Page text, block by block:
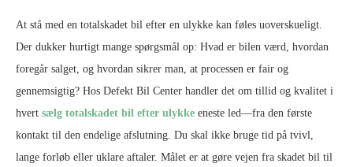
At stå med en totalskadet bil efter en ulykke kan føles uoverskueligt.
Der dukker hurtigt mange spørgsmål op: Hvad er bilen værd, hvordan
foregår salget, og hvordan sikrer man, at processen er fair og
gennemsigtig? Hos Defekt Bil Center handler det om tillid og kvalitet i
hvert sælg totalskadet bil efter ulykke eneste led—fra den første
kontakt til den endelige afslutning. Du skal ikke bruge tid på tvivl,
lange forløb eller uklare aftaler. Målet er at gøre vejen fra skadet bil til